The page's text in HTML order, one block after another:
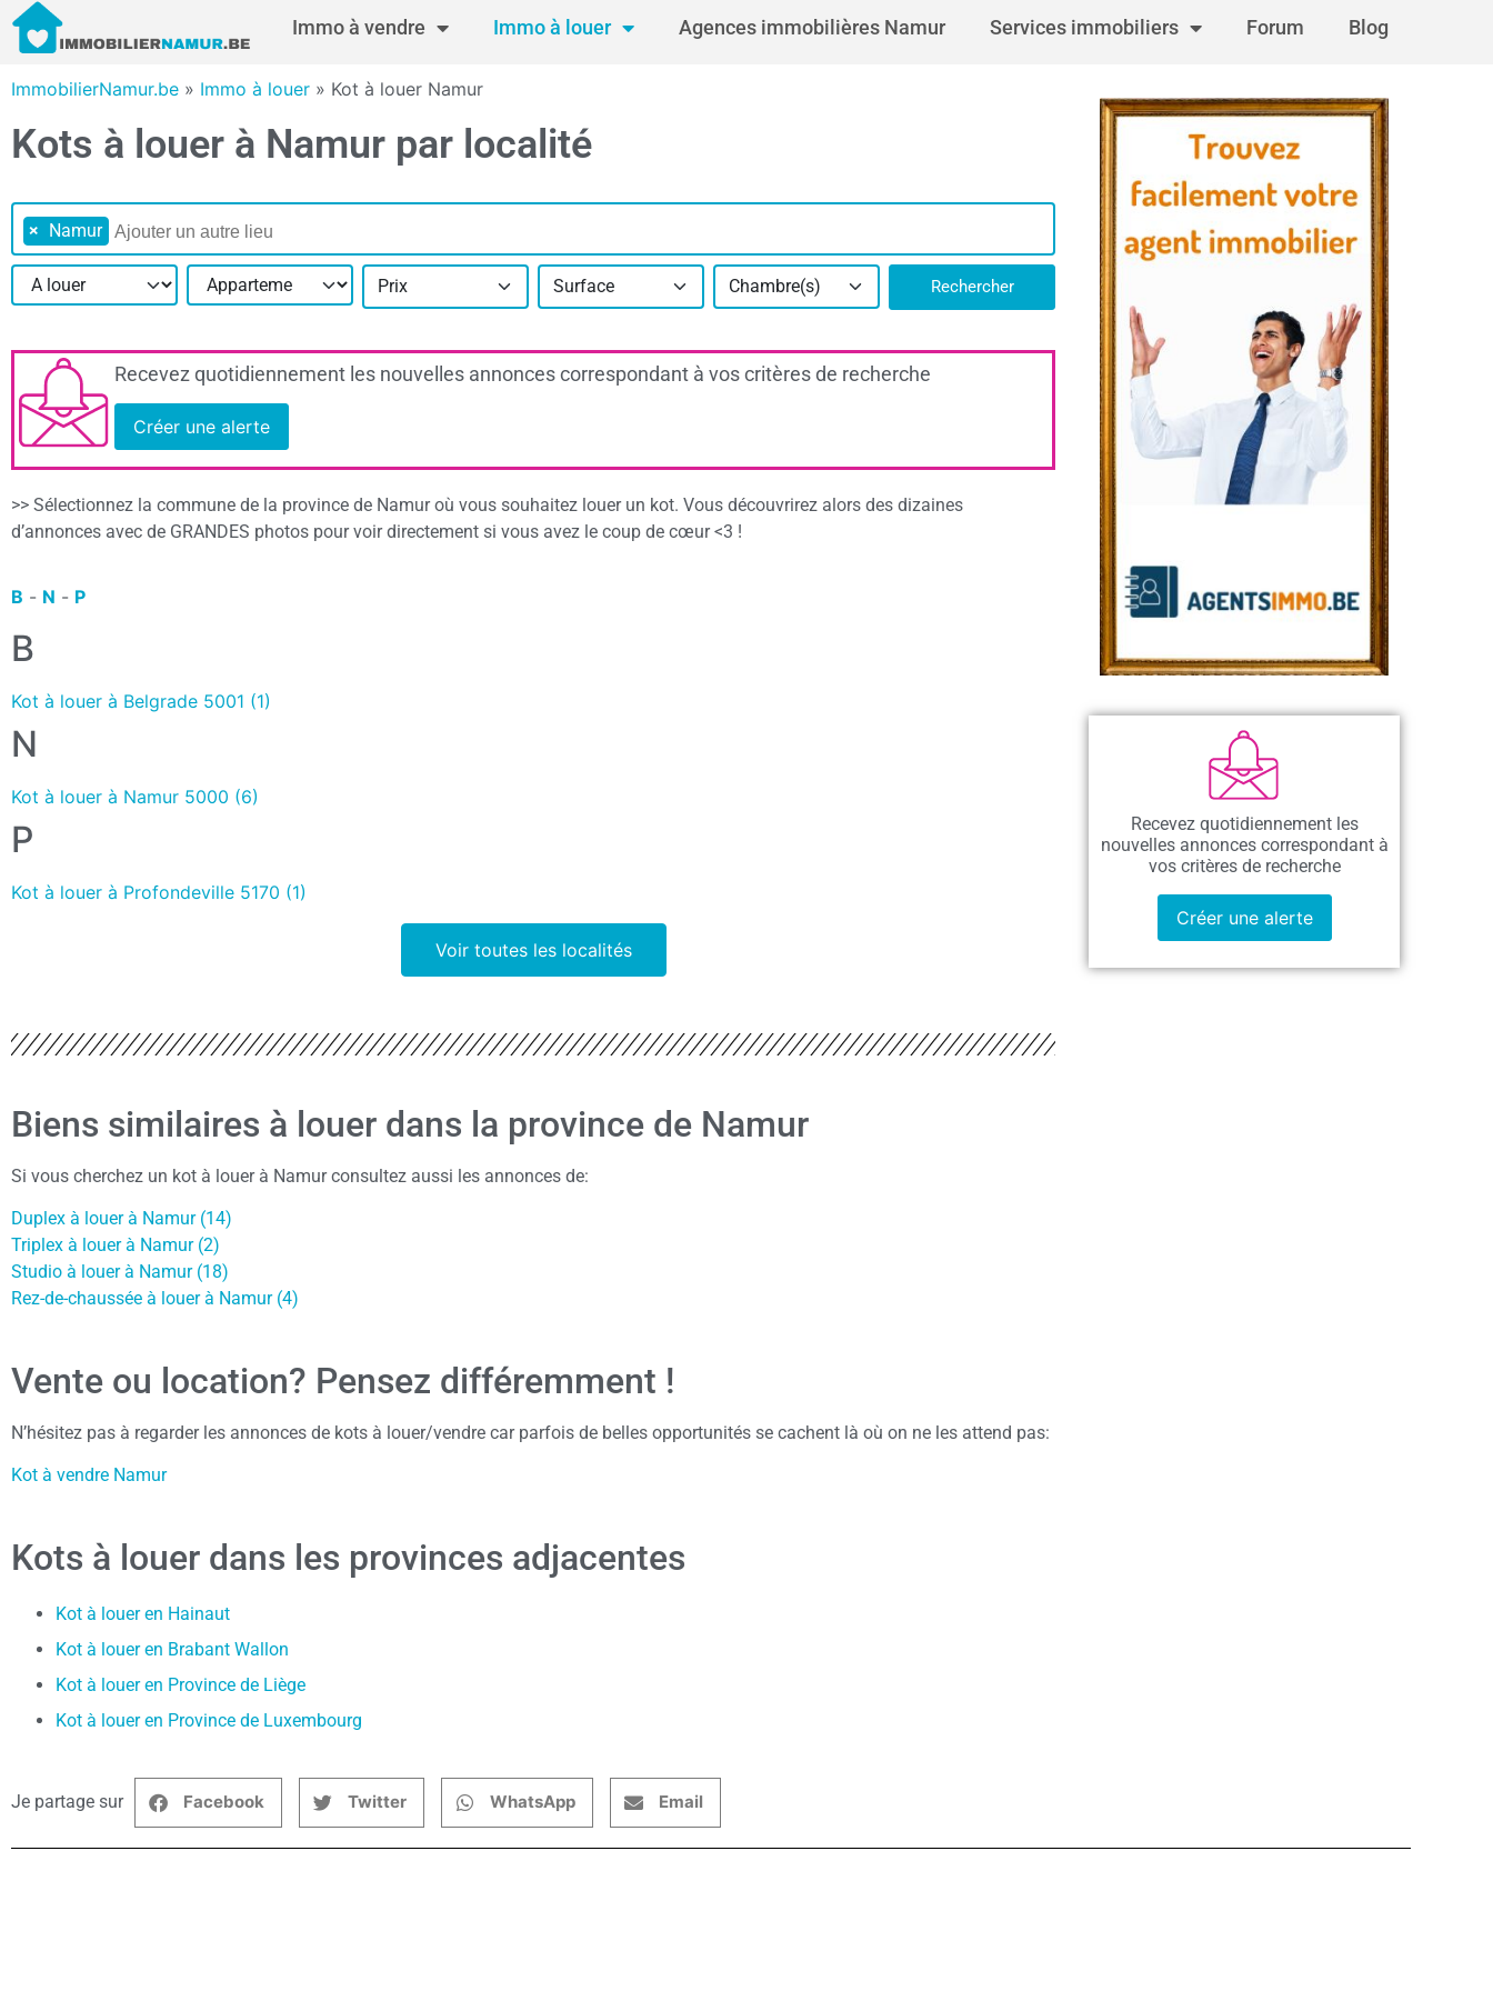
Immo à vendre Immo à louer Agences immobilières Namur Services immobiliers Forum Blog
ImmobilierNamur.be » Immo à louer » Kot à louer Namur
Kots à louer à Namur par localité
× Namur
Prix Surface Chambre(s) Rechercher
Recevez quotidiennement les nouvelles annonces correspondant à vos critères de recherche
Créer une alerte
>> Sélectionnez la commune de la province de Namur où vous souhaitez louer un kot. Vous découvrirez alors des dizaines
d’annonces avec de GRANDES photos pour voir directement si vous avez le coup de cœur <3 !
B - N - P
B
Kot à louer à Belgrade 5001 (1)
N
Kot à louer à Namur 5000 (6)
P
Kot à louer à Profondeville 5170 (1)
Voir toutes les localités
Biens similaires à louer dans la province de Namur
Si vous cherchez un kot à louer à Namur consultez aussi les annonces de:
Duplex à louer à Namur (14)
Triplex à louer à Namur (2)
Studio à louer à Namur (18)
Rez-de-chaussée à louer à Namur (4)
Vente ou location? Pensez différemment !
N’hésitez pas à regarder les annonces de kots à louer/vendre car parfois de belles opportunités se cachent là où on ne les attend pas:
Kot à vendre Namur
Kots à louer dans les provinces adjacentes
Kot à louer en Hainaut
Kot à louer en Brabant Wallon
Kot à louer en Province de Liège
Kot à louer en Province de Luxembourg
Recevez quotidiennement les
nouvelles annonces correspondant à
vos critères de recherche
Créer une alerte
Je partage sur Facebook Twitter WhatsApp Email